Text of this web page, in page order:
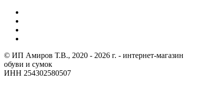
© ИП Амиров Т.В., 2020 - 2026 г. - интернет-магазин
обуви и сумок
ИНН 254302580507